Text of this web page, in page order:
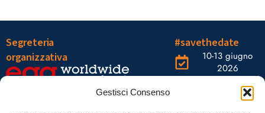
Gestisci Consenso
Segreteria
organizzativa
#savethedate
10-13 giugno
2026
OGR Torino
Castelfidardo,